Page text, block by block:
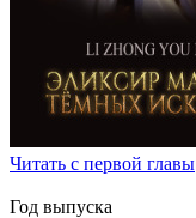
Читать с первой главы
Год выпуска